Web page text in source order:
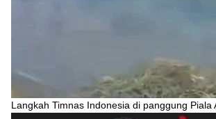
Langkah Timnas Indonesia di panggung Piala